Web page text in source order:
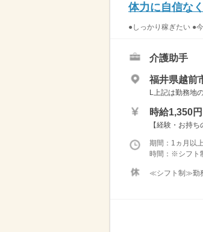
体力に自信な
●しっかり稼ぎたい ●
介護助手
福井県越前
L上記は勤務地
時給1,350
【経験・お持
期間：1ヵ月
時間：※シフト
≪シフト制≫勤